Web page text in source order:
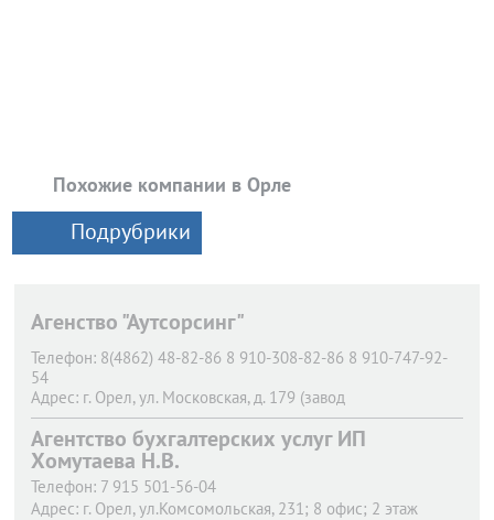
Похожие компании в Орле
Подрубрики
Агенство "Аутсорсинг"
Телефон: 8(4862) 48-82-86 8 910-308-82-86 8 910-747-92-
54
Адрес: г. Орел, ул. Московская, д. 179 (завод
ПРОМТЕХМОНТАЖ)
Агентство бухгалтерских услуг ИП
Хомутаева Н.В.
Телефон: 7 915 501-56-04
Адрес: г. Орел, ул.Комсомольская, 231; 8 офис; 2 этаж